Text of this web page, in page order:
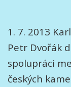
1. 7. 2013
Petr Dvořák
spolupráci
českých